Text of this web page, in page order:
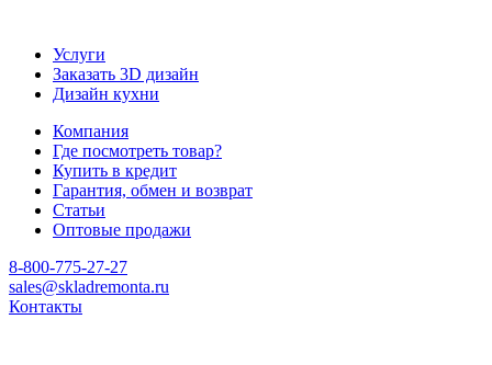
Услуги
Заказать 3D дизайн
Дизайн кухни
Компания
Где посмотреть товар?
Купить в кредит
Гарантия, обмен и возврат
Статьи
Оптовые продажи
8-800-775-27-27
sales@skladremonta.ru
Контакты